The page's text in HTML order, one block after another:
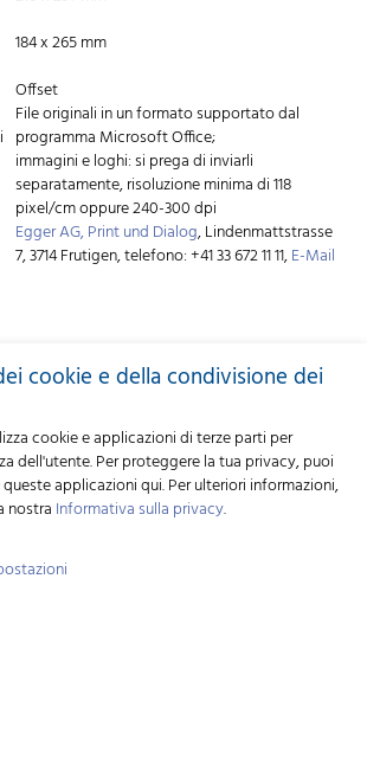
184 x 265 mm
Offset
File originali in un formato supportato dal
programma Microsoft Office;
immagini e loghi: si prega di inviarli
separatamente, risoluzione minima di 118
pixel/cm oppure 240-300 dpi
Egger AG, Print und Dialog, Lindenmattstrasse
7, 3714 Frutigen, telefono: +41 33 672 11 11,E-Mail
cookie e della condivisione dei
cookie e applicazioni di terze parti per
dell'utente. Per proteggere la tua privacy, puoi
applicazioni qui.Per ulteriori informazioni,
nostra Informativa sulla privacy.